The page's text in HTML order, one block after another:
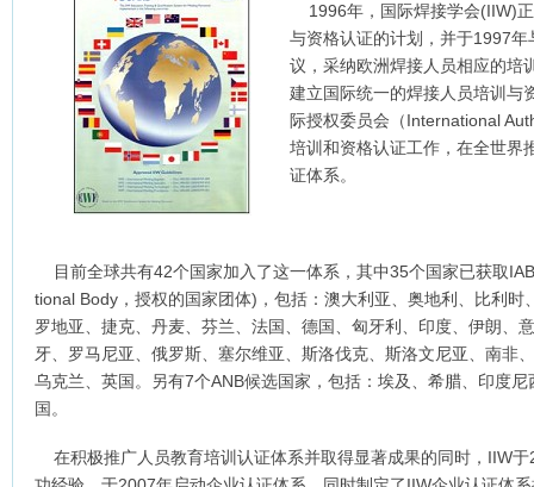
1996年，国际焊接学会(IIW)
与资格认证的计划，并于1997
议，采纳欧洲焊接人员相应的培
建立国际统一的焊接人员培训与
际授权委员会（International
培训和资格认证工作，在全世界
证体系。
目前全球共有42个国家加入了这一体系，其中35个国家已获取
tional Body，授权的国家团体)，包括：澳大利亚、奥地利、比利时
罗地亚、捷克、丹麦、芬兰、法国、德国、匈牙利、印度、伊朗、
牙、罗马尼亚、俄罗斯、塞尔维亚、斯洛伐克、斯洛文尼亚、南非
乌克兰、英国。另有7个ANB候选国家，包括：埃及、希腊、印度
国。
在积极推广人员教育培训认证体系并取得显著成果的同时，IIW